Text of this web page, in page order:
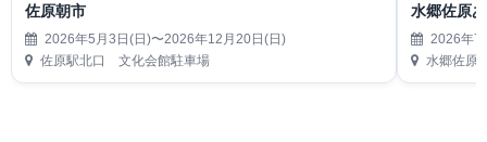
佐原朝市
2026年5月3日(日)〜2026年12月20日(日)
佐原駅北口 文化会館駐車場
水郷佐原
2026年7
水郷佐原